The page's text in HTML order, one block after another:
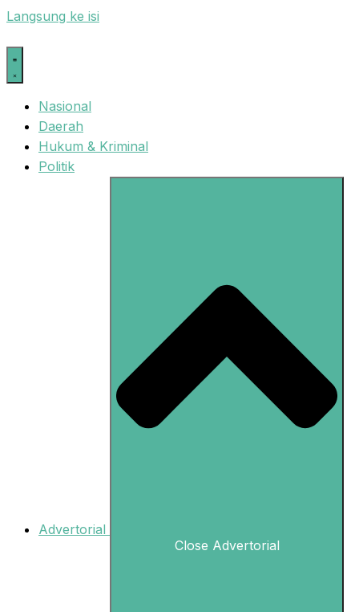
Langsung ke isi
Nasional
Daerah
Hukum & Kriminal
Politik
Advertorial
Close Advertorial